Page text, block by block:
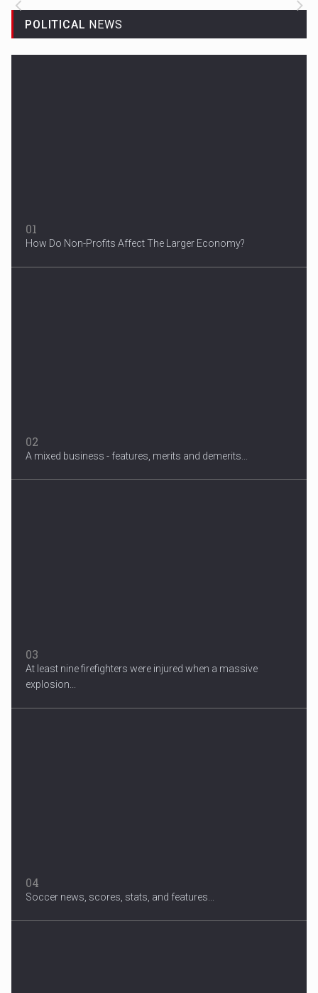
POLITICAL NEWS
01
How Do Non-Profits Affect The Larger Economy?
02
A mixed business - features, merits and demerits...
03
At least nine firefighters were injured when a massive
explosion...
04
Soccer news, scores, stats, and features...